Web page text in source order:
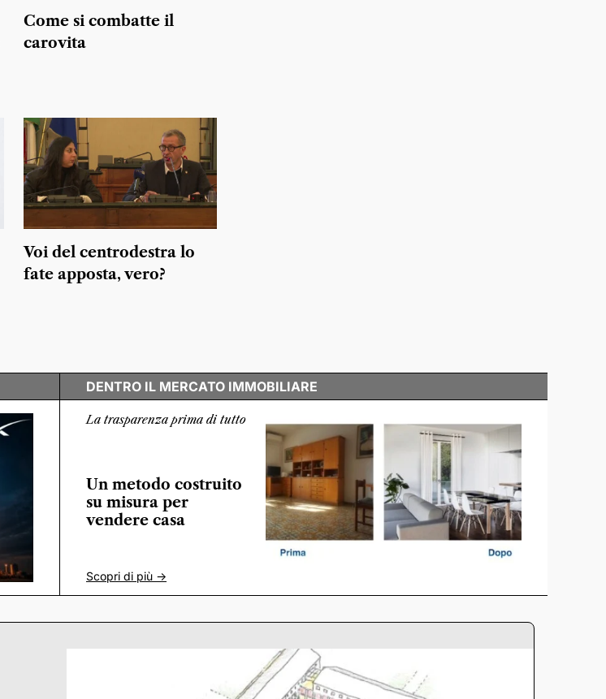
Come si combatte il
carovita
Voi del centrodestra lo
fate apposta, vero?
DENTRO IL MERCATO IMMOBILIARE
La trasparenza prima di tutto
Un metodo costruito
su misura per
vendere casa
Scopri di più ->